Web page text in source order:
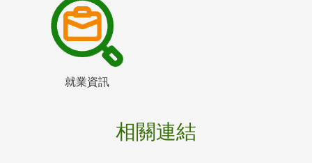
就業資訊
相關連結